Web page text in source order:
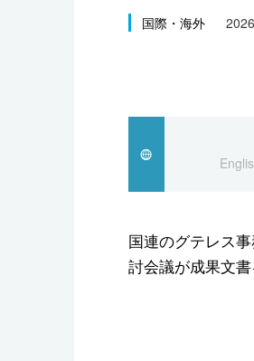
文化
スポーツ・東京2020
国際・海外
国連のグテレス
討会議が成果文